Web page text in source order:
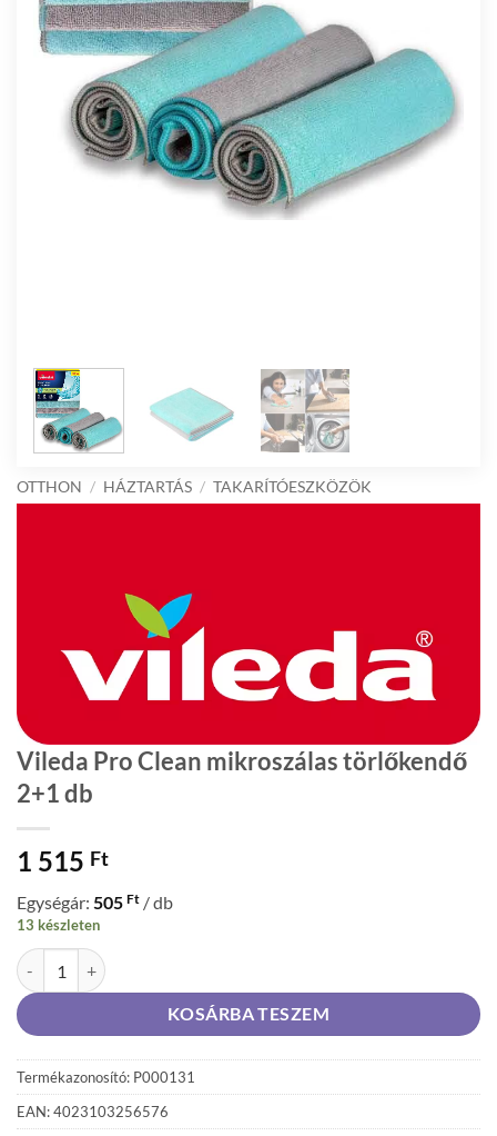
OTTHON / HÁZTARTÁS / TAKARÍTÓESZKÖZÖK
Vileda Pro Clean mikroszálas törlőkendő
2+1 db
1 515 Ft
Egységár: 505 Ft / db
13 készleten
Vileda Pro Clean mikroszálas törlőkendő 2+1 db mennyiség
KOSÁRBA TESZEM
Termékazonosító: P000131
EAN: 4023103256576